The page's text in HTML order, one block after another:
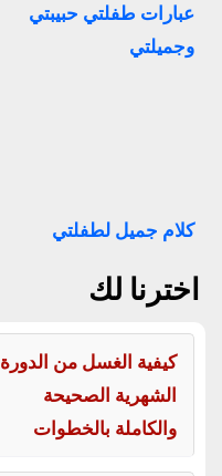
عبارات طفلتي حبيبتي
وجميلتي
كلام جميل لطفلتي
اخترنا لك
كيفية الغسل من الدورة
الشهرية الصحيحة
والكاملة بالخطوات